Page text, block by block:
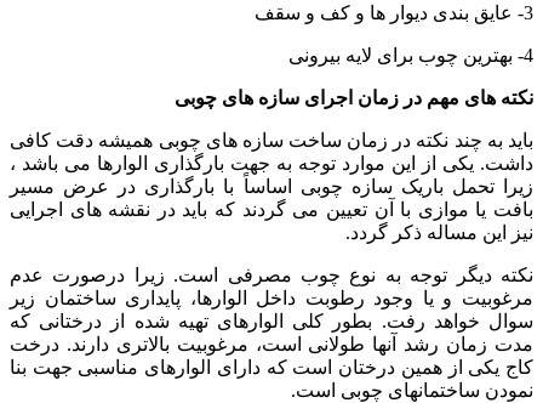
3- عایق بندی دیوار ها و کف و سقف
4- بهترین چوب برای لایه بیرونی
نکته های مهم در زمان اجرای سازه های چوبی
باید به چند نکته در زمان ساخت سازه های چوبی همیشه دقت کافی
داشت. یکی از این موارد توجه به جهت بارگذاری الوارها می باشد ،
زیرا تحمل باریک سازه چوبی اساساً با بارگذاری در عرض مسیر
بافت یا موازی با آن تعیین می گردند که باید در نقشه های اجرایی
نیز این مساله ذکر گردد.
نکته دیگر توجه به نوع چوب مصرفی است. زیرا درصورت عدم
مرغوبیت و یا وجود رطوبت داخل الوارها، پایداری ساختمان زیر
سوال خواهد رفت. بطور کلی الوارهای تهیه شده از درختانی که
مدت زمان رشد آنها طولانی است، مرغوبیت بالاتری دارند. درخت
کاج یکی از همین درختان است که دارای الوارهای مناسبی جهت بنا
نمودن ساختمانهای چوبی است.